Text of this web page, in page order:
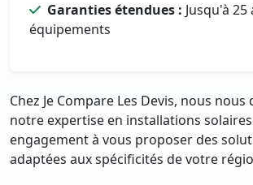
Garanties étendues : Jusqu'à
équipements
Chez Je Compare Les Devis, nous
notre expertise en installations
engagement à vous proposer des
adaptées aux spécificités de votre